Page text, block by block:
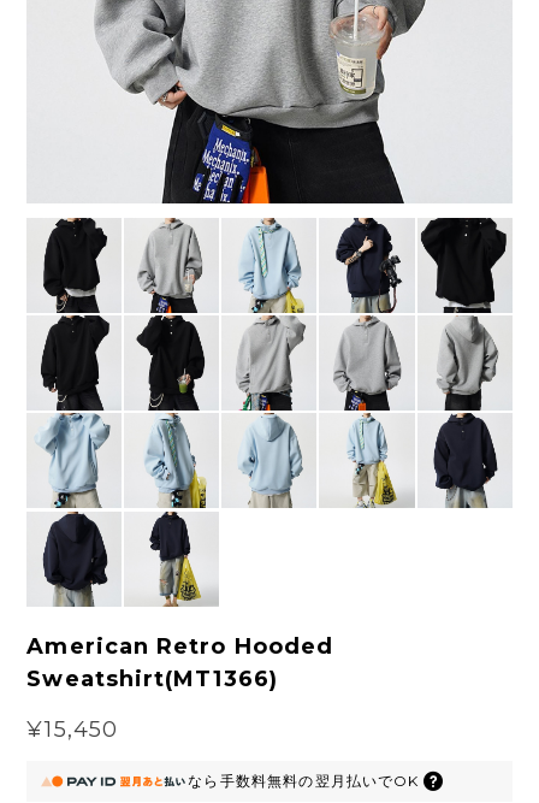
American Retro Hooded
Sweatshirt(MT1366)
¥15,450
なら 手数料無料の翌月払いでOK